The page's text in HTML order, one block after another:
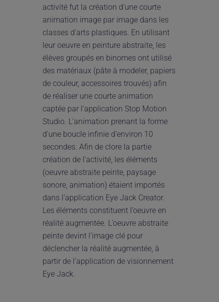
activité fut la création d’une courte
animation image par image dans les
classes d’arts plastiques. En utilisant
leur oeuvre en peinture abstraite, les
élèves groupés en binomes ont utilisé
des matériaux (pâte à modeler, papiers
de couleur, accessoires trouvés) afin
de réaliser une courte animation
captée par l’application Stop Motion
Studio. L’animation prenant la forme
d’une boucle infinie d’environ 10
secondes. Afin de clore la partie
création de l’activité, les éléments
(oeuvre abstraite peinte, paysage
sonore, animation) étaient importés
dans l’application Eye Jack Creator.
Les éléments constituent l’oeuvre en
réalité augmentée. L’oeuvre abstraite
peinte devint l’image clé pour
déclencher la réalité augmentée, à
partir de l’application de visionnement
Eye Jack.